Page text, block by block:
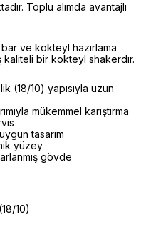
Toplu alımda avantajlı
ve kokteyl hazırlama
kaliteli bir kokteyl shakerdır.
(18/10) yapısıyla uzun
mükemmel karıştırma
tasarım
yüzey
gövde
10)